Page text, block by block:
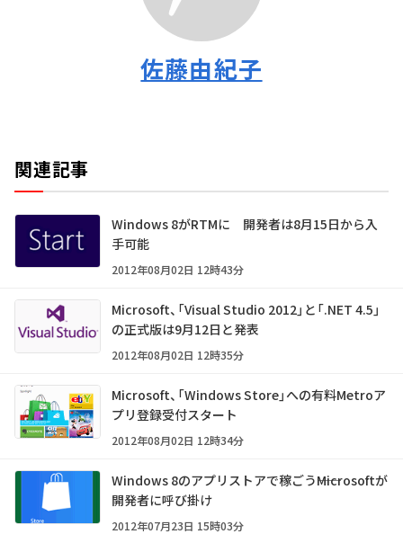
佐藤由紀子
関連記事
Windows 8がRTMに 開発者は8月15日から入
手可能
2012年08月02日 12時43分
Microsoft、「Visual Studio 2012」と「.NET 4.5」
の正式版は9月12日と発表
2012年08月02日 12時35分
Microsoft、「Windows Store」への有料Metroア
プリ登録受付スタート
2012年08月02日 12時34分
Windows 8のアプリストアで稼ごう――Microsoftが
開発者に呼び掛け
2012年07月23日 15時03分